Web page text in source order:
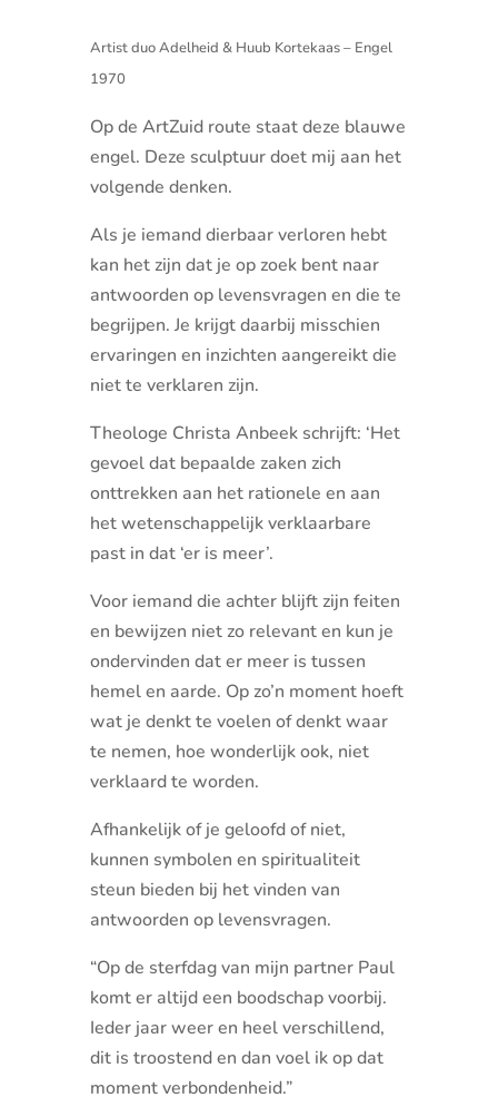
Artist duo Adelheid & Huub Kortekaas – Engel
1970
Op de ArtZuid route staat deze blauwe
engel. Deze sculptuur doet mij aan het
volgende denken.
Als je iemand dierbaar verloren hebt
kan het zijn dat je op zoek bent naar
antwoorden op levensvragen en die te
begrijpen. Je krijgt daarbij misschien
ervaringen en inzichten aangereikt die
niet te verklaren zijn.
Theologe Christa Anbeek schrijft: ‘Het
gevoel dat bepaalde zaken zich
onttrekken aan het rationele en aan
het wetenschappelijk verklaarbare
past in dat ‘er is meer’.
Voor iemand die achter blijft zijn feiten
en bewijzen niet zo relevant en kun je
ondervinden dat er meer is tussen
hemel en aarde. Op zo’n moment hoeft
wat je denkt te voelen of denkt waar
te nemen, hoe wonderlijk ook, niet
verklaard te worden.
Afhankelijk of je geloofd of niet,
kunnen symbolen en spiritualiteit
steun bieden bij het vinden van
antwoorden op levensvragen.
“Op de sterfdag van mijn partner Paul
komt er altijd een boodschap voorbij.
Ieder jaar weer en heel verschillend,
dit is troostend en dan voel ik op dat
moment verbondenheid.”